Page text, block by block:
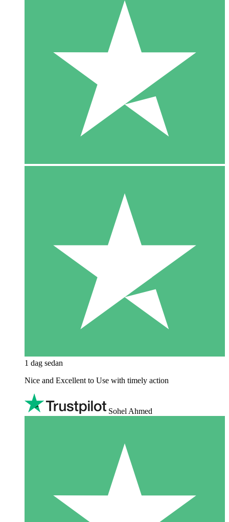
1 dag sedan
Nice and Excellent to Use with timely action
Sohel Ahmed